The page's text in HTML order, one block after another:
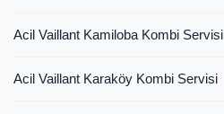
Acil Vaillant Kamiloba Kombi Servisi
Acil Vaillant Karaköy Kombi Servisi